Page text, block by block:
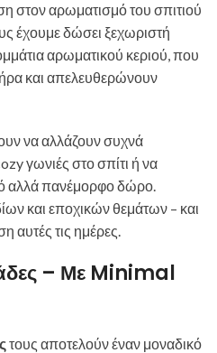
στον αρωματισμό του σπιτιού
έχουμε δώσει ξεχωριστή
αρωματικού κεριού, που
και απελευθερώνουν
να αλλάζουν συχνά
γωνιές στο σπίτι ή να
αλλά πανέμορφο δώρο.
και εποχικών θεμάτων – και
αυτές τις ημέρες.
– Με Minimal
τους αποτελούν έναν μοναδικό